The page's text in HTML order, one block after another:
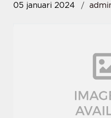
05 januari 2024